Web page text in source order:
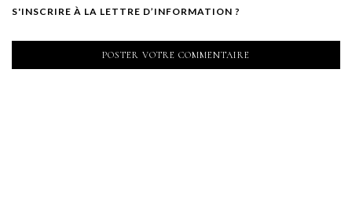
S'INSCRIRE À LA LETTRE D’INFORMATION ?